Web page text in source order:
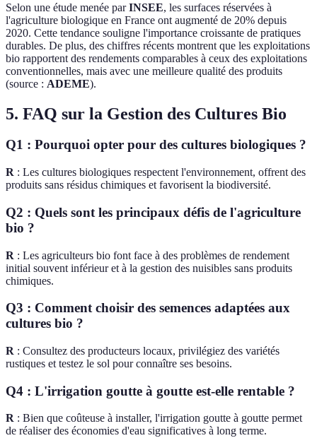
Selon une étude menée parINSEE, les surfaces réservées à
l'agriculture biologique en France ont augmenté de 20% depuis
2020. Cette tendance souligne l'importance croissante de pratiques
durables. De plus, des chiffres récents montrent que les exploitations
bio rapportent des rendements comparables à ceux des exploitations
conventionnelles, mais avec une meilleure qualité des produits
(source : ADEME).
5. FAQ sur la Gestion des Cultures Bio
Q1 : Pourquoi opter pour des cultures biologiques ?
R : Les cultures biologiques respectent l'environnement, offrent des
produits sans résidus chimiques et favorisent la biodiversité.
Q2 : Quels sont les principaux défis de l'agriculture
bio ?
R : Les agriculteurs bio font face à des problèmes de rendement
initial souvent inférieur et à la gestion des nuisibles sans produits
chimiques.
Q3 : Comment choisir des semences adaptées aux
cultures bio ?
R : Consultez des producteurs locaux, privilégiez des variétés
rustiques et testez le sol pour connaître ses besoins.
Q4 : L'irrigation goutte à goutte est-elle rentable ?
R : Bien que coûteuse à installer, l'irrigation goutte à goutte permet
de réaliser des économies d'eau significatives à long terme.